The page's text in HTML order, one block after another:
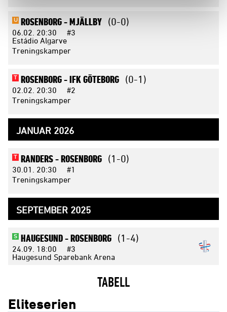
U ROSENBORG -MJÄLLBY (0-0)
06.02. 20:30
#3
Estádio Algarve
Treningskamper
T ROSENBORG -IFK GÖTEBORG (0-1)
02.02. 20:30
#2
Treningskamper
JANUAR 2026
T RANDERS -ROSENBORG (1-0)
30.01. 20:30
#1
Treningskamper
SEPTEMBER 2025
S HAUGESUND -ROSENBORG (1-4)
24.09. 18:00
#3
Haugesund Sparebank Arena
TABELL
Eliteserien